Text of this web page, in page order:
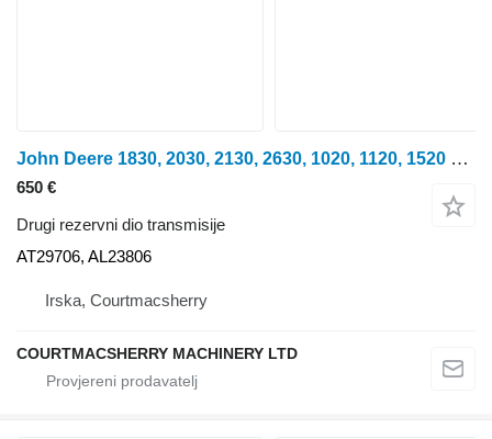
John Deere 1830, 2030, 2130, 2630, 1020, 1120, 1520 Pto Shaft At29706, Al23 AT29706, AL23806 za traktora na kotačima
650 €
Drugi rezervni dio transmisije
AT29706, AL23806
Irska, Courtmacsherry
COURTMACSHERRY MACHINERY LTD